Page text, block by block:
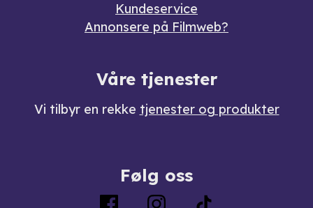
Kundeservice
Annonsere på Filmweb?
Våre tjenester
Vi tilbyr en rekke tjenester og produkter
Følg oss